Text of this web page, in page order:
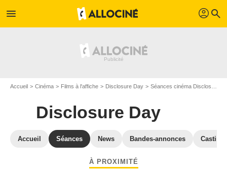
menu profil search
Accueil Cinéma Films à l'affiche Disclosure Day Séances cinéma Disclosure Day
Disclosure Day
Accueil Séances News Bandes-annonces Casting
À PROXIMITÉ